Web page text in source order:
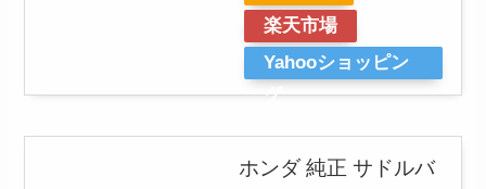
楽天市場
Yahooショッピン
グ
ホンダ 純正 サドルバ